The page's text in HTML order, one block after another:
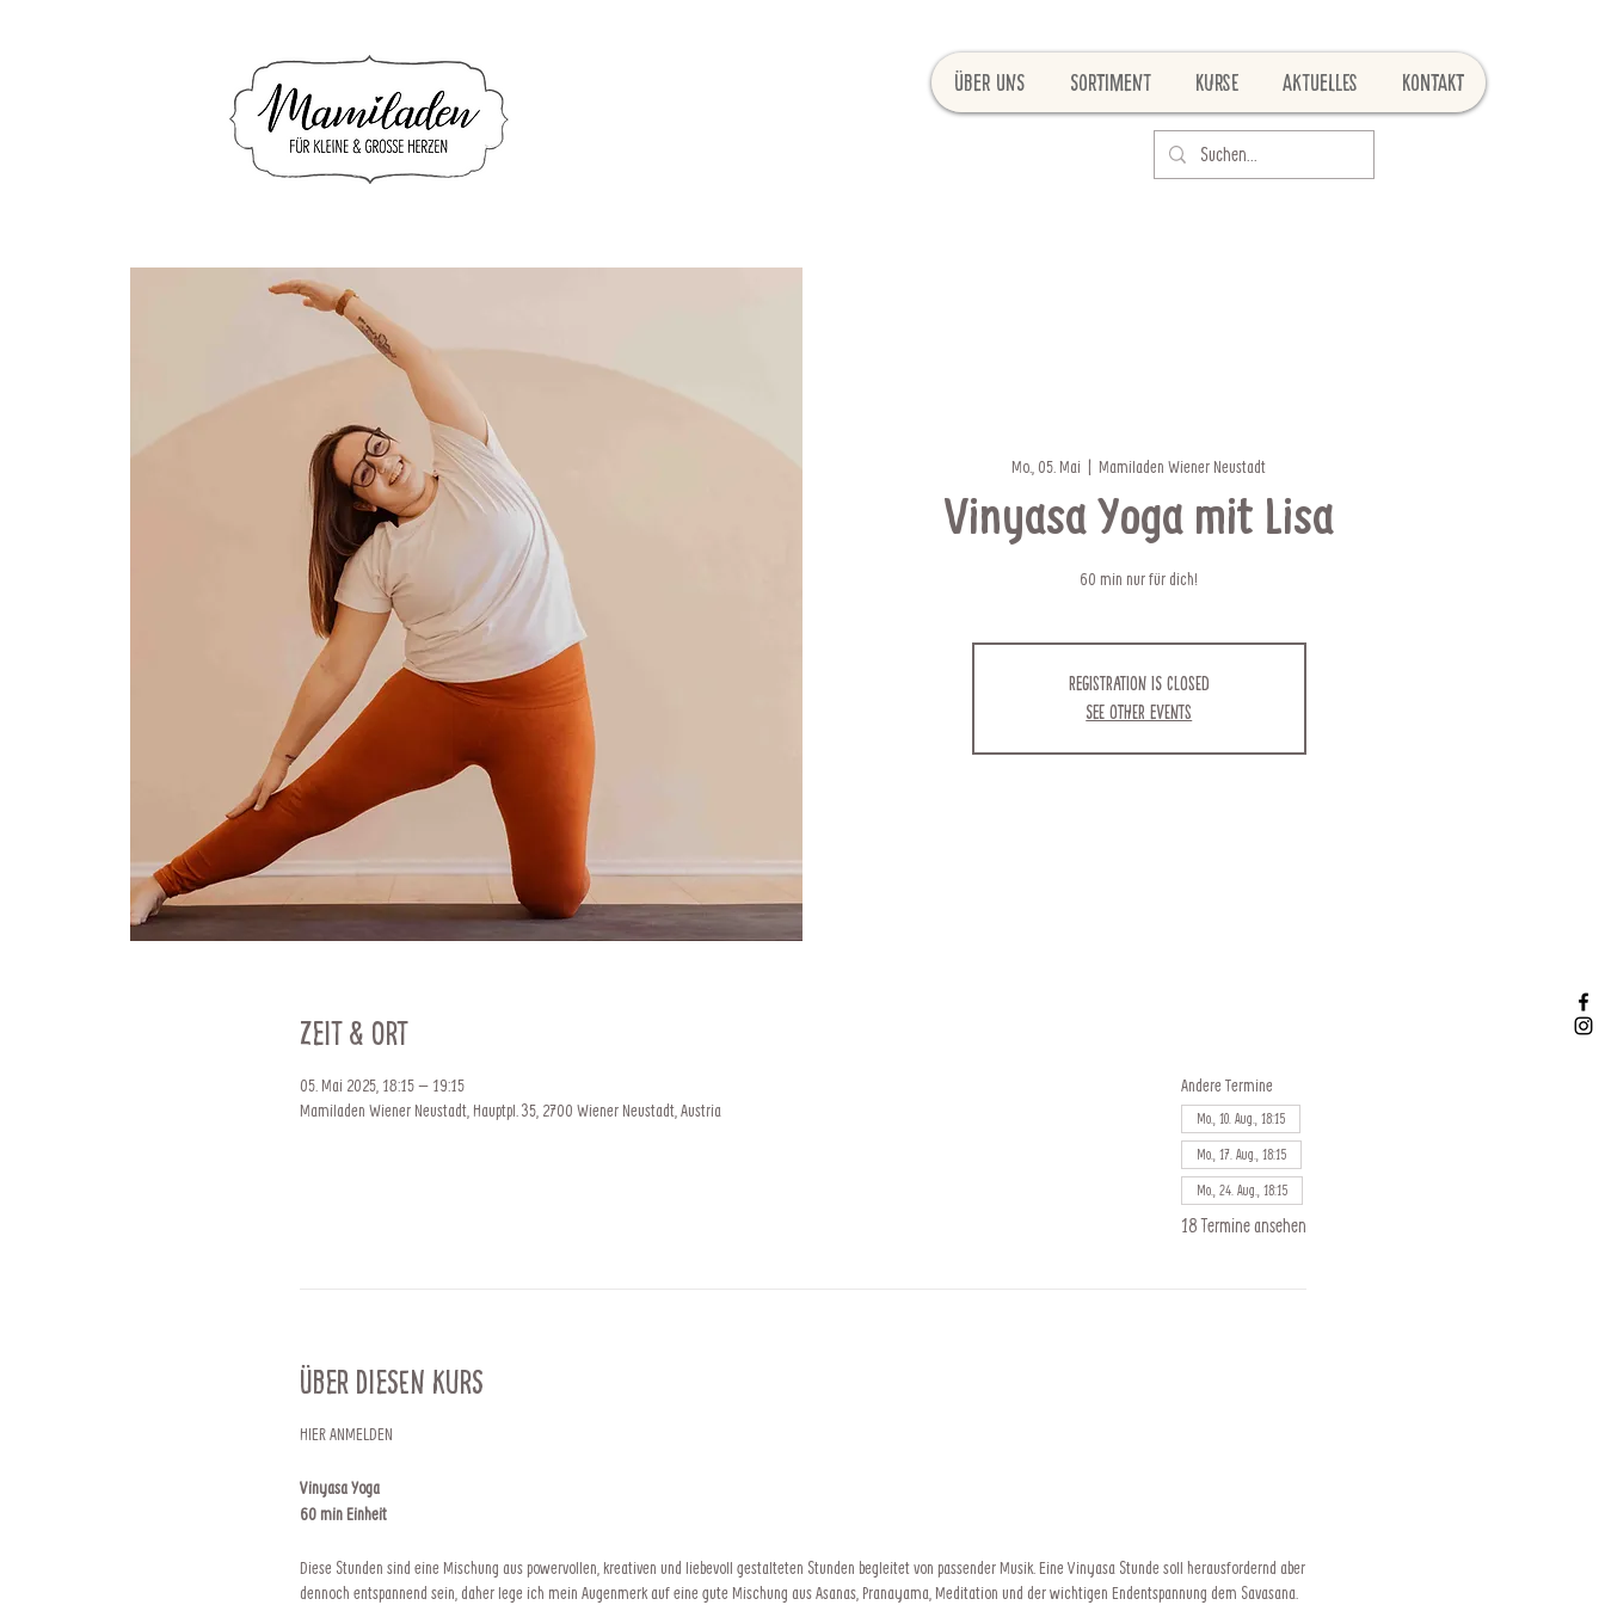
Über uns Sortiment Kurse Aktuelles Kontakt
Mo., 05. Mai
  |
Mamiladen Wiener Neustadt
Vinyasa Yoga mit Lisa
60 min nur für dich!
Registration is closed
See other events
Zeit & Ort
05. Mai 2025, 18:15 – 19:15
Mamiladen Wiener Neustadt, Hauptpl. 35, 2700 Wiener Neustadt, Austria
Andere Termine
Mo., 10. Aug., 18:15
Mo., 17. Aug., 18:15
Mo., 24. Aug., 18:15
18 Termine ansehen
Über diesen Kurs
HIER ANMELDEN
Vinyasa Yoga
60 min Einheit
Diese Stunden sind eine Mischung aus powervollen, kreativen und liebevoll gestalteten Stunden begleitet von passender Musik. Eine Vinyasa Stunde soll herausfordernd aber
dennoch entspannend sein, daher lege ich mein Augenmerk auf eine gute Mischung aus Asanas, Pranayama, Meditation und der wichtigen Endentspannung dem Savasana.